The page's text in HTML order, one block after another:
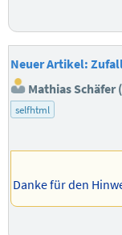
Neuer Artikel:
Mathias
selfhtml
Danke für den